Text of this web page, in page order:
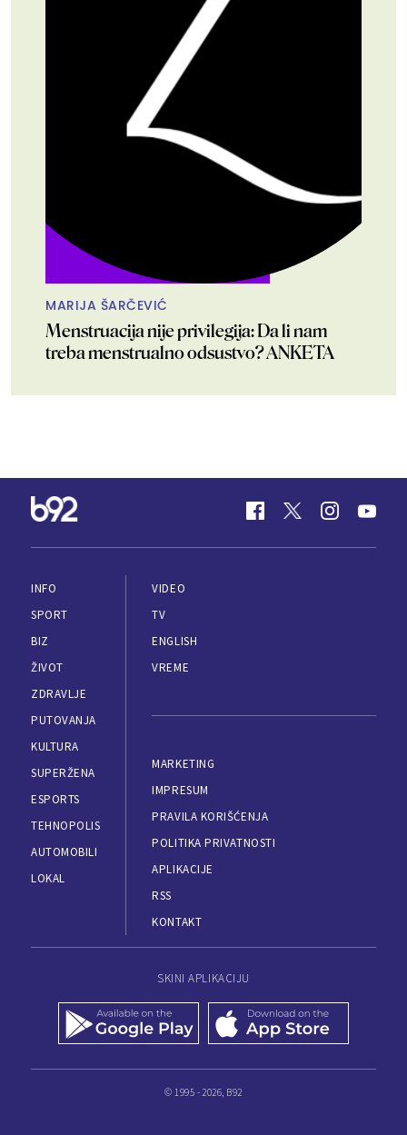
MARIJA ŠARČEVIĆ
Menstruacija nije privilegija: Da li nam
treba menstrualno odsustvo? ANKETA
INFO
SPORT
BIZ
ŽIVOT
ZDRAVLJE
PUTOVANJA
KULTURA
SUPERŽENA
ESPORTS
TEHNOPOLIS
AUTOMOBILI
LOKAL
VIDEO
TV
ENGLISH
VREME
MARKETING
IMPRESUM
PRAVILA KORIŠĆENJA
POLITIKA PRIVATNOSTI
APLIKACIJE
RSS
KONTAKT
SKINI APLIKACIJU
© 1995 - 2026, B92